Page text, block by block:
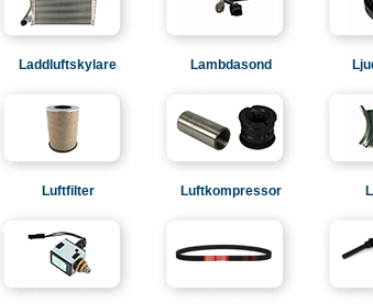
Laddluftskylare Lambdasond
Luftfilter Luftkompressor